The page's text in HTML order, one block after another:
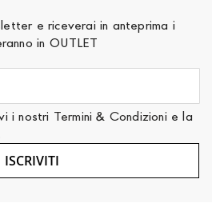
e riceverai in anteprima i
in OUTLET
i nostri Termini & Condizioni e la
ISCRIVITI